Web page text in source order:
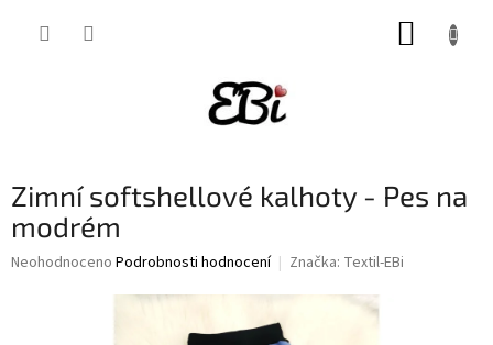
Zimní softshellové kalhoty - Pes na
modrém
Průměrné
Neohodnoceno Podrobnosti hodnocení Značka: Textil-EBi